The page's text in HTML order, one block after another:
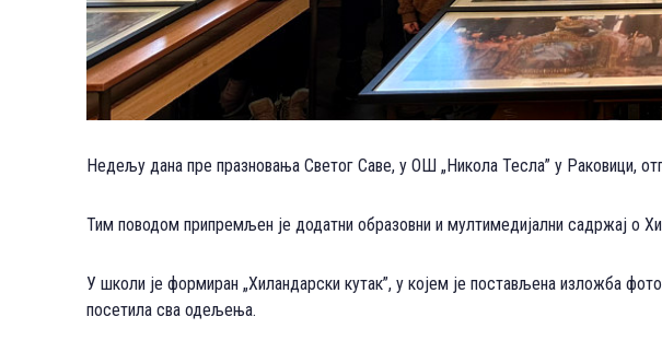
Недељу дана пре празновања Светог Саве, у ОШ „Никола Тесла” у Раковици,
Тим поводом припремљен је додатни образовни и мултимедијални садржај о
У школи је формиран „Хиландарски кутак”, у којем је постављена изложба
посетила сва одељења.